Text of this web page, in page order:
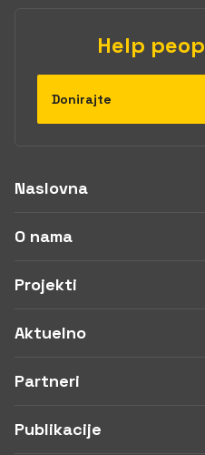
Help
Donirajte
Naslovna
O nama
Projekti
Aktuelno
Partneri
Publikacije